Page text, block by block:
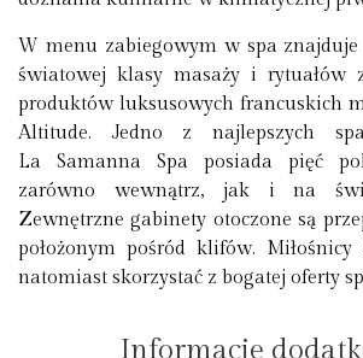
W menu zabiegowym w spa
światowej klasy masaży i rytuałów
produktów luksusowych francuskich
Altitude. Jedno z najlepszych
La Samanna Spa posiada pięć
zarówno wewnątrz, jak i na
Zewnętrzne gabinety otoczone są
położonym pośród klifów.
natomiast skorzystać z bogatej oferty
Informacje